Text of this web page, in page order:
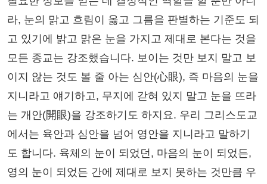
라, 눈의 맑고 흐림이 옳고 그름을 판별하는 기준도 되
고 있기에 밝고 맑은 눈을 가지고 제대로 본다는 것을
모든 종교는 강조했습니다. 보이는 것만 보지 말고 보
이지 않는 것도 볼 줄 아는 심안(心眼), 즉 마음의 눈을
지니라고 얘기하고, 무지에 갇혀 있지 말고 눈을 뜨라
는 개안(開眼)을 강조하기도 하지요. 우리 그리스도교
에서는 육안과 심안을 넘어 영안을 지니라고 말하기
도 합니다. 육체의 눈이 되었던, 마음의 눈이 되었든,
영의 눈이 되었든 간에 제대로 보지 못하는 것만큼 우